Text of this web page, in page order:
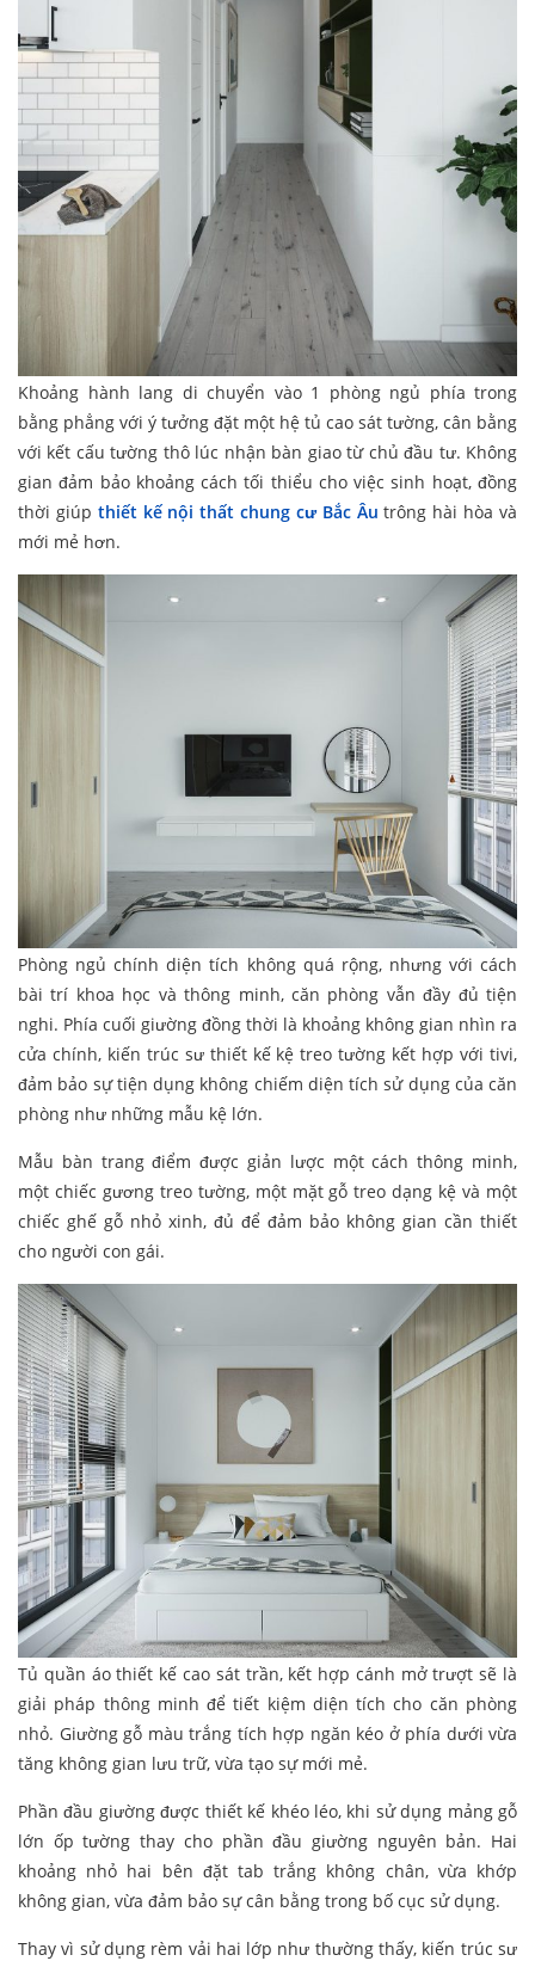
Khoảng hành lang di chuyển vào 1 phòng ngủ phía trong
bằng phẳng với ý tưởng đặt một hệ tủ cao sát tường, cân bằng
với kết cấu tường thô lúc nhận bàn giao từ chủ đầu tư. Không
gian đảm bảo khoảng cách tối thiểu cho việc sinh hoạt, đồng
thời giúp thiết kế nội thất chung cư Bắc Âu trông hài hòa và
mới mẻ hơn.
Phòng ngủ chính diện tích không quá rộng, nhưng với cách
bài trí khoa học và thông minh, căn phòng vẫn đầy đủ tiện
nghi. Phía cuối giường đồng thời là khoảng không gian nhìn ra
cửa chính, kiến trúc sư thiết kế kệ treo tường kết hợp với tivi,
đảm bảo sự tiện dụng không chiếm diện tích sử dụng của căn
phòng như những mẫu kệ lớn.
Mẫu bàn trang điểm được giản lược một cách thông minh,
một chiếc gương treo tường, một mặt gỗ treo dạng kệ và một
chiếc ghế gỗ nhỏ xinh, đủ để đảm bảo không gian cần thiết
cho người con gái.
Tủ quần áo thiết kế cao sát trần, kết hợp cánh mở trượt sẽ là
giải pháp thông minh để tiết kiệm diện tích cho căn phòng
nhỏ. Giường gỗ màu trắng tích hợp ngăn kéo ở phía dưới vừa
tăng không gian lưu trữ, vừa tạo sự mới mẻ.
Phần đầu giường được thiết kế khéo léo, khi sử dụng mảng gỗ
lớn ốp tường thay cho phần đầu giường nguyên bản. Hai
khoảng nhỏ hai bên đặt tab trắng không chân, vừa khớp
không gian, vừa đảm bảo sự cân bằng trong bố cục sử dụng.
Thay vì sử dụng rèm vải hai lớp như thường thấy, kiến trúc sư